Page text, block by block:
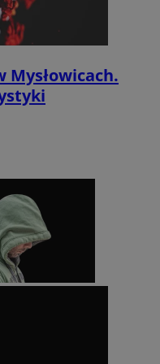
Mysłowicach.
.linkedin.com
Simplifi Holdings
Inc.
.simpli.fi